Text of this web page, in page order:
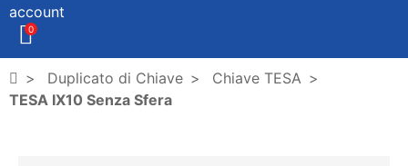
account
0
Duplicato di Chiave
Chiave TESA
TESA IX10 Senza Sfera